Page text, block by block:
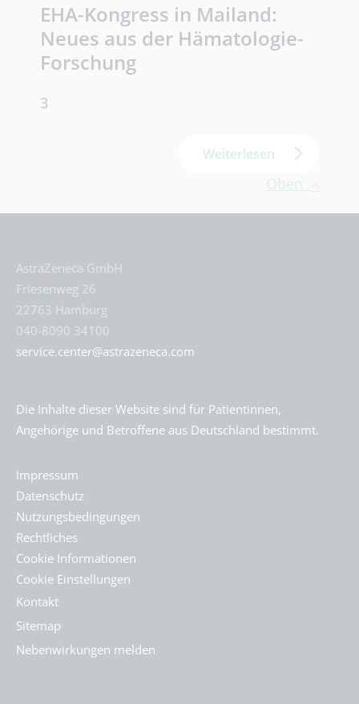
EHA-Kongress in Mailand:
Neues aus der Hämatologie-
Forschung
3
Weiterlesen
Oben
AstraZeneca GmbH
Friesenweg 26
22763 Hamburg
040-8090 34100
service.center@astrazeneca.com
Die Inhalte dieser Website sind für Patientinnen,
Angehörige und Betroffene aus Deutschland bestimmt.
Impressum
Datenschutz
Nutzungsbedingungen
Rechtliches
Cookie Informationen
Cookie Einstellungen
Kontakt
Sitemap
Nebenwirkungen melden